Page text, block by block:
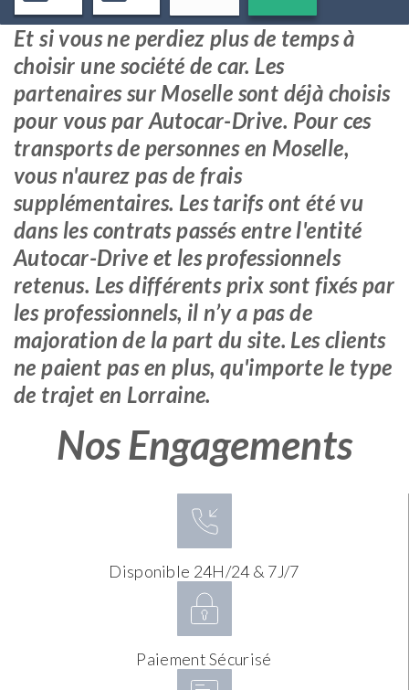
Et si vous ne perdiez plus de temps à
choisir une société de car. Les
partenaires sur Moselle sont déjà choisis
pour vous par Autocar-Drive. Pour ces
transports de personnes en Moselle,
vous n'aurez pas de frais
supplémentaires. Les tarifs ont été vu
dans les contrats passés entre l'entité
Autocar-Drive et les professionnels
retenus. Les différents prix sont fixés par
les professionnels, il n’y a pas de
majoration de la part du site. Les clients
ne paient pas en plus, qu'importe le type
de trajet en Lorraine.
Nos Engagements
Disponible 24H/24 & 7J/7
Paiement Sécurisé